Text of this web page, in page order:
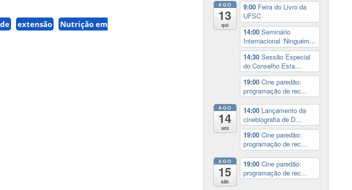
extensão
Nutrição em
AGO
13
qui
9:00 Feira do Livro da
UFSC
14:00 Seminário
Internacional ‘Ninguém...
14:30 Sessão Especial
do Conselho Esta...
19:00 Cine paredão:
programação de rec...
AGO
14
sex
14:00 Lançamento da
cinebiografia de D...
19:00 Cine paredão:
programação de rec...
AGO
15
sáb
19:00 Cine paredão:
programação de rec...